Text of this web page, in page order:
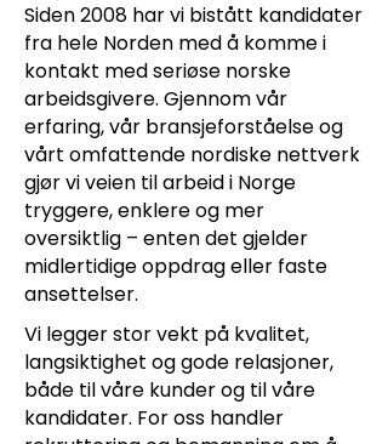
Siden 2008 har vi bistått kandidater
fra hele Norden med å komme i
kontakt med seriøse norske
arbeidsgivere. Gjennom vår
erfaring, vår bransjeforståelse og
vårt omfattende nordiske nettverk
gjør vi veien til arbeid i Norge
tryggere, enklere og mer
oversiktlig – enten det gjelder
midlertidige oppdrag eller faste
ansettelser.
Vi legger stor vekt på kvalitet,
langsiktighet og gode relasjoner,
både til våre kunder og til våre
kandidater. For oss handler